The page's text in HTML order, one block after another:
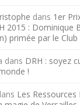
dans 1er
2015 : Dominique
primée par le Club
dans DRH : soyez
!
Les